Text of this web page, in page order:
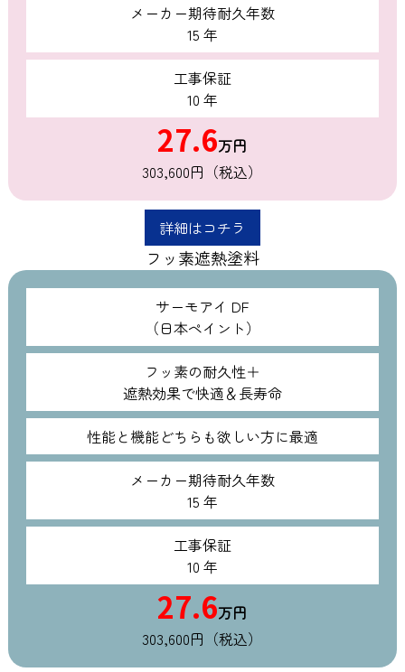
メーカー期待耐久年数
15 年
工事保証
10 年
27.6万円
303,600円（税込）
詳細はコチラ
フッ素遮熱塗料
サーモアイ DF
（日本ペイント）
フッ素の耐久性＋
遮熱効果で快適＆長寿命
性能と機能どちらも欲しい方に最適
メーカー期待耐久年数
15 年
工事保証
10 年
27.6万円
303,600円（税込）